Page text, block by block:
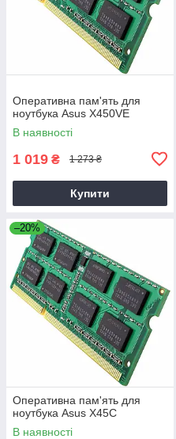
Оперативна пам'ять для
ноутбука Asus X450VE
В наявності
1 019 ₴ 1 273 ₴
Купити
–20%
Оперативна пам'ять для
ноутбука Asus X45C
В наявності